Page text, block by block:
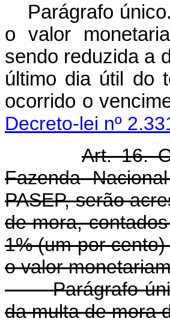
Parágrafo
o valor
sendo reduzida a
último dia útil do
ocorrido o
Decreto-lei nº
Art. 16.
Fazenda
PASEP, serão
de mora,
1% (um por
o valor
Parágrafo
da multa de mora